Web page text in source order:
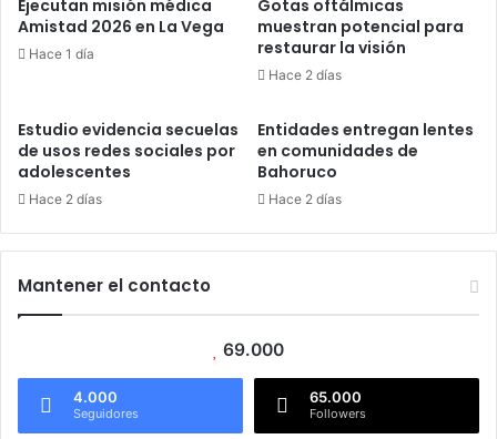
Ejecutan misión médica
Amistad 2026 en La Vega
Hace 1 día
Gotas oftálmicas
muestran potencial para
restaurar la visión
Hace 2 días
Estudio evidencia secuelas
de usos redes sociales por
adolescentes
Hace 2 días
Entidades entregan lentes
en comunidades de
Bahoruco
Hace 2 días
Mantener el contacto
69.000
4.000
Seguidores
65.000
Followers